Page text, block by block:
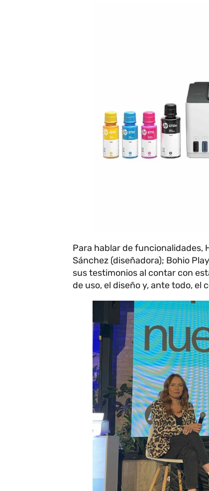
Para hablar de funcionalidades,
Sánchez (diseñadora); Bohio
sus testimonios al contar con
de uso, el diseño y, ante todo, el